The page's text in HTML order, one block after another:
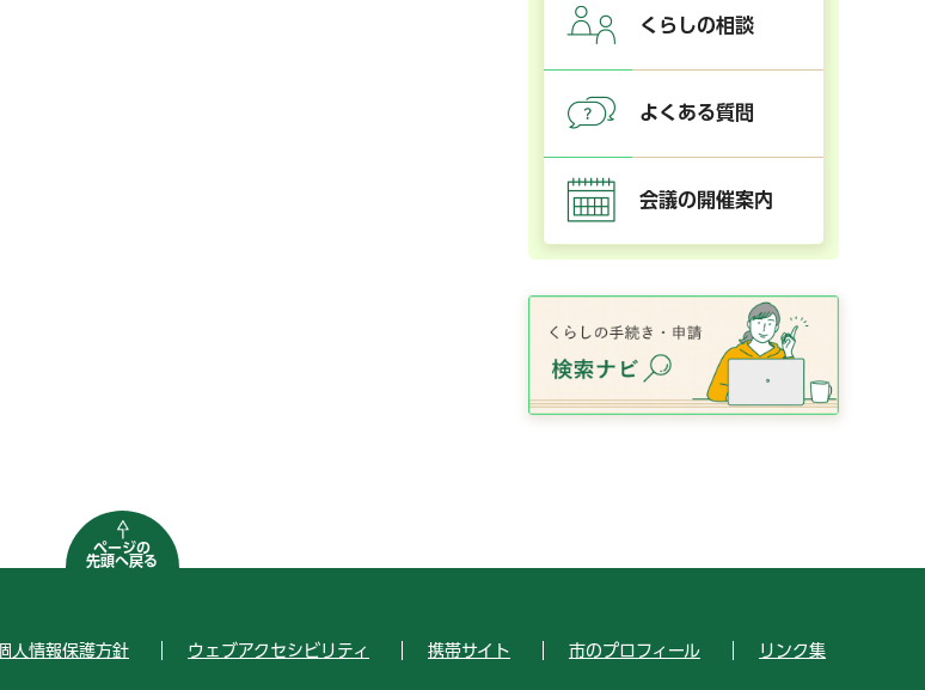
くらしの相談
よくある質問
会議の開催案内
ページの
先頭へ戻る
人情報保護方針 ウェブアクセシビリティ 携帯サイト 市のプロフィール リンク集